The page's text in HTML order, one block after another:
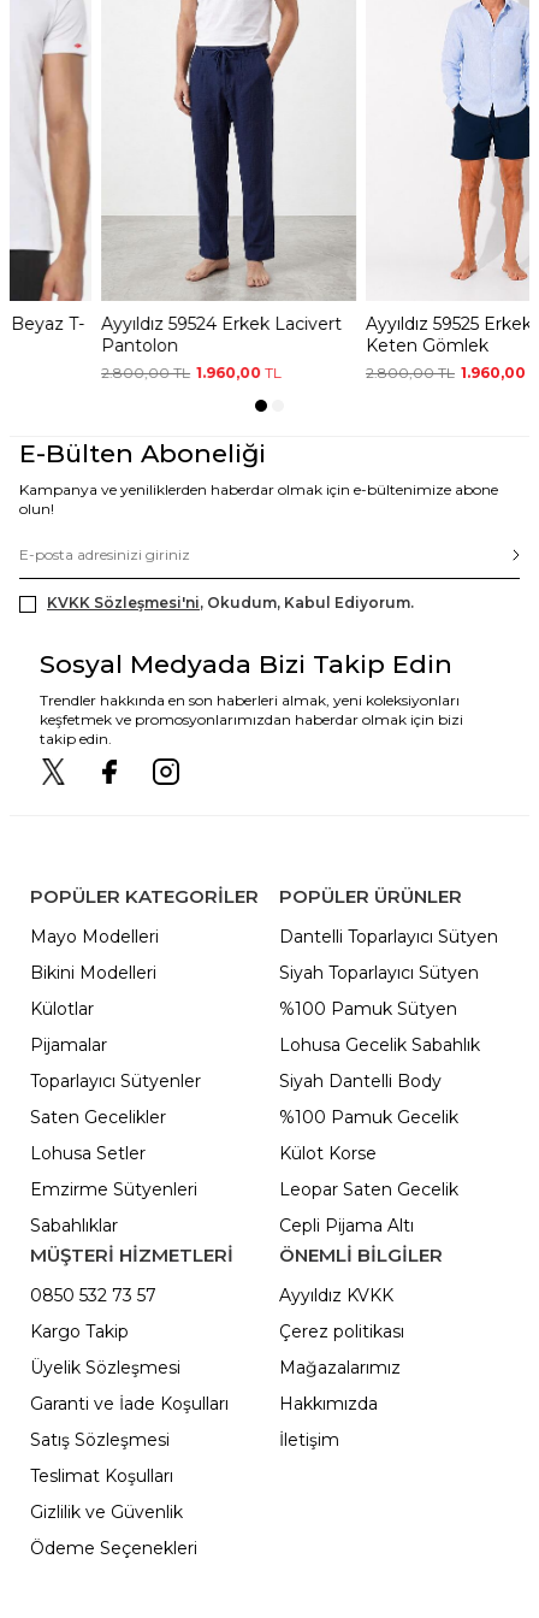
Ayyıldız 59520 Erkek Beyaz T-
Ayyıldız 59524 Erkek Lacivert
2.800,00 1.960,00TL
E-Bülten Aboneliği
Kampanya ve yeniliklerden haberdar olmak için e-bültenimize abone
olun!
KVKK Sözleşmesi'ni, Okudum, Kabul Ediyorum.
Sosyal Medyada Bizi Takip Edin
Trendler hakkında en son haberleri almak, yeni koleksiyonları
keşfetmek ve promosyonlarımızdan haberdar olmak için bizi
takip edin.
POPÜLER KATEGORILER
Mayo Modelleri
Bikini Modelleri
Külotlar
Pijamalar
Toparlayıcı Sütyenler
Saten Gecelikler
Lohusa Setler
Emzirme Sütyenleri
Sabahlıklar
POPÜLER ÜRÜNLER
Dantelli Toparlayıcı Sütyen
Siyah Toparlayıcı Sütyen
%100 Pamuk Sütyen
Lohusa Gecelik Sabahlık
Siyah Dantelli Body
%100 Pamuk Gecelik
Külot Korse
Leopar Saten Gecelik
Cepli Pijama Altı
MÜŞTERİ HİZMETLERİ
0850 532 73 57
Kargo Takip
Üyelik Sözleşmesi
Garanti ve İade Koşulları
Satış Sözleşmesi
Teslimat Koşulları
Gizlilik ve Güvenlik
Ödeme Seçenekleri
ÖNEMLI BILGILER
Ayyıldız KVKK
Çerez politikası
Mağazalarımız
Hakkımızda
İletişim